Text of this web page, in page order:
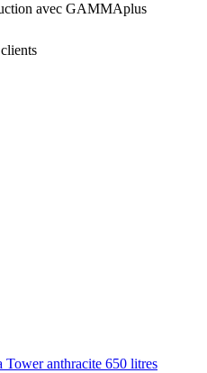
avec GAMMAplus
Tower anthracite 650 litres